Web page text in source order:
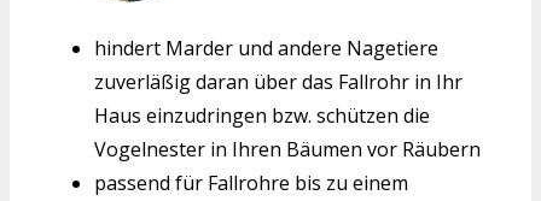
hindert Marder und andere Nagetiere
zuverläßig daran über das Fallrohr in Ihr
Haus einzudringen bzw. schützen die
Vogelnester in Ihren Bäumen vor Räubern
passend für Fallrohre bis zu einem